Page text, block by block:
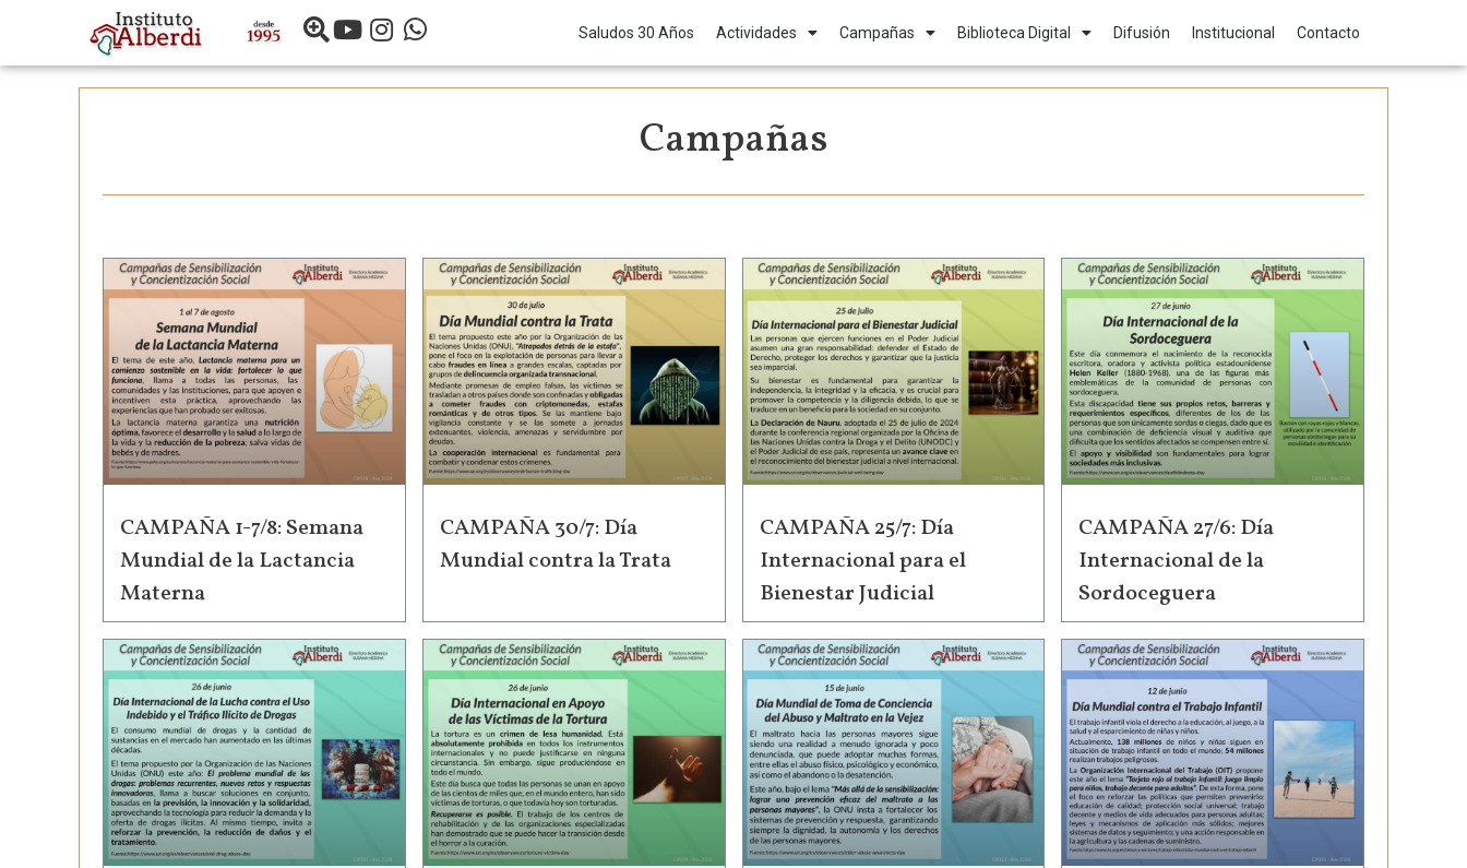
Saludos 30 Años Actividades Campañas Biblioteca Digital Difusión Institucional Contacto
Campañas
CAMPAÑA 1-7/8: Semana
Mundial de la Lactancia
Materna
CAMPAÑA 30/7: Día
Mundial contra la Trata
CAMPAÑA 25/7: Día
Internacional para el
Bienestar Judicial
CAMPAÑA 27/6: Día
Internacional de la
Sordoceguera